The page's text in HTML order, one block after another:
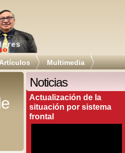
Artículos Multimedia
Noticias
Actualización de la
situación por sistema
frontal